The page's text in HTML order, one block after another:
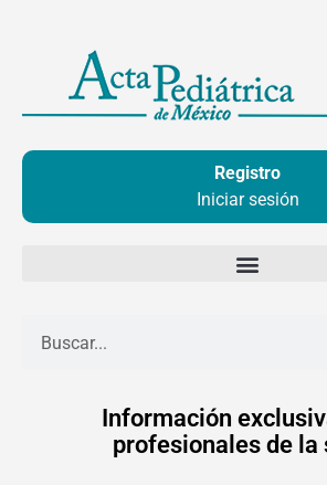
contenido
Registro
Iniciar sesión
Información
profesionales de la